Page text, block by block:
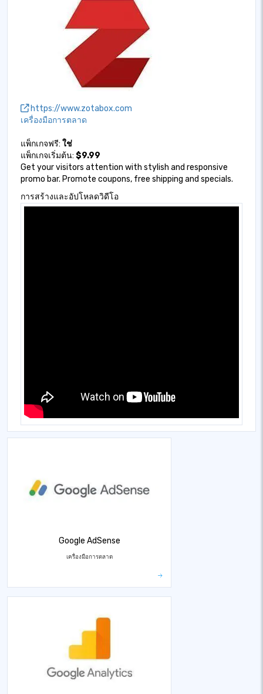
https://www.zotabox.com
เครื่องมือการตลาด
แพ็กเกจฟรี: ใช่
แพ็กเกจเริ่มต้น: $9.99
Get your visitors attention with stylish and responsive
promo bar. Promote coupons, free shipping and specials.
การสร้างและอัปโหลดวิดีโอ
Google AdSense
เครื่องมือการตลาด